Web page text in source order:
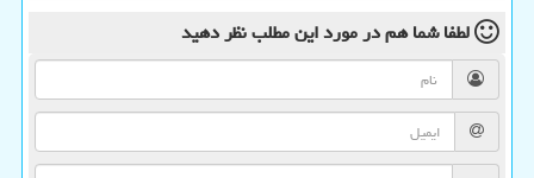
لطفا شما همدر مورد این مطلبنظر دهید